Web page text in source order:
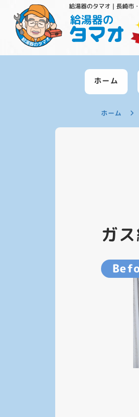
給湯器のタマオ｜長崎市
ホーム
ホーム
ガ